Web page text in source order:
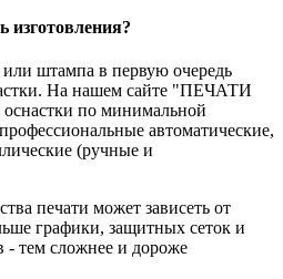
изготовления?
штампа в первую очередь
На нашем сайте "ПЕЧАТИ
по минимальной
автоматические,
(ручные и
печати может зависеть от
графики, защитных сеток и
- тем сложнее и дороже